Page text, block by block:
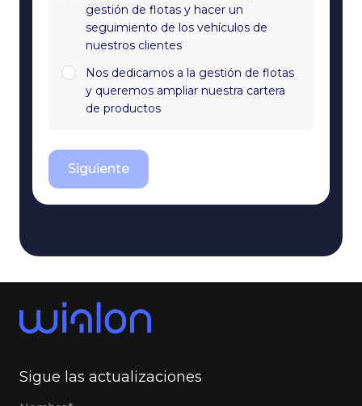
gestión de flotas y hacer un
seguimiento de los vehículos de
nuestros clientes
Nos dedicamos a la gestión de flotas
y queremos ampliar nuestra cartera
de productos
Siguiente
Sigue las actualizaciones